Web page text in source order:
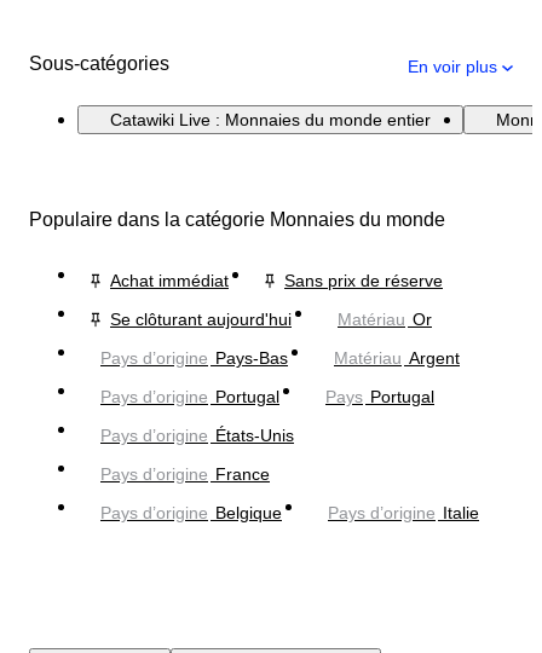
Sous-catégories En voir plus
Catawiki Live : Monnaies du monde entier
Populaire dans la catégorie Monnaies du monde
Achat immédiat
Sans prix de réserve
Se clôturant aujourd'hui
Matériau Or
Pays d’origine Pays-Bas Matériau Argent
Pays d’origine Portugal Pays Portugal
Pays d’origine États-Unis
Pays d’origine France
Pays d’origine Belgique Pays d’origine Italie